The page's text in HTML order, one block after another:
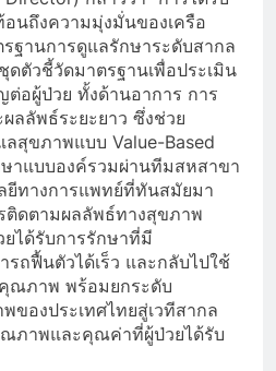
อนถึงความมุ่งมั่นของเครือ
ฐานการดูแลรักษาระดับสากล
ดตัวชี้วัดมาตรฐานเพื่อประเมิน
อผู้ป่วย ทั้งด้านอาการ การ
ลัพธ์ระยะยาว ซึ่งช่วย
สุขภาพแบบ Value-Based
าแบบองค์รวมผ่านทีมสหสาขา
ยีทางการแพทย์ที่ทันสมัยมา
ติดตามผลลัพธ์ทางสุขภาพ
ยได้รับการรักษาที่มี
ถฟื้นตัวได้เร็ว และกลับไปใช้
ณภาพ พร้อมยกระดับ
ของประเทศไทยสู่เวทีสากล
ณภาพและคุณค่าที่ผู้ป่วยได้รับ